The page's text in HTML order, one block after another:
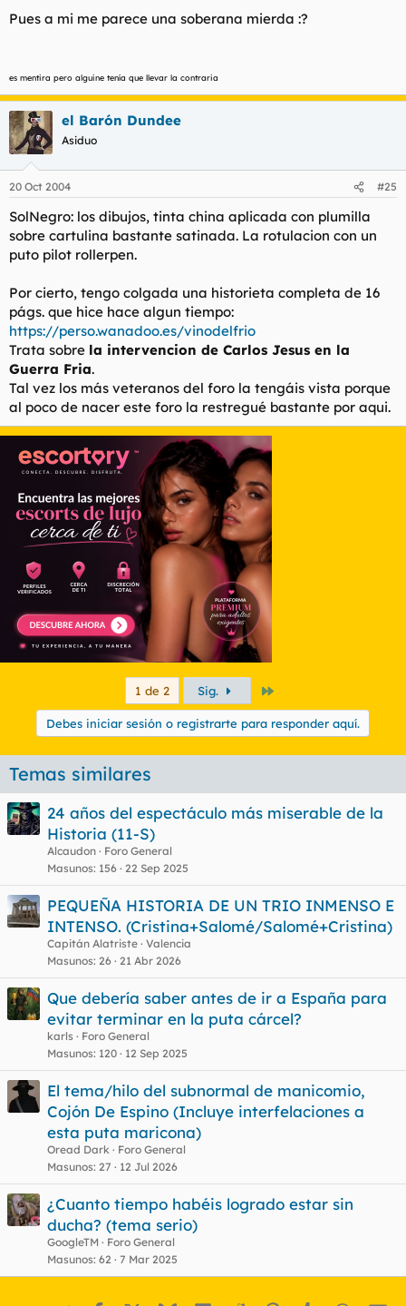
Pues a mi me parece una soberana mierda :?
es mentira pero alguine tenía que llevar la contraria
el Barón Dundee
Asiduo
20 Oct 2004 #25
SolNegro: los dibujos, tinta china aplicada con plumilla
sobre cartulina bastante satinada. La rotulacion con un
puto pilot rollerpen.
Por cierto, tengo colgada una historieta completa de 16
págs. que hice hace algun tiempo:
https://perso.wanadoo.es/vinodelfrio
Trata sobre la intervencion de Carlos Jesus en la
Guerra Fria.
Tal vez los más veteranos del foro la tengáis vista porque
al poco de nacer este foro la restregué bastante por aqui.
1 de 2 Sig.
Debes iniciar sesión o registrarte para responder aquí.
Temas similares
24 años del espectáculo más miserable de la
Historia (11-S)
Alcaudon
Foro General
Masunos 156 22 Sep 2025
PEQUEÑA HISTORIA DE UN TRIO INMENSO E
INTENSO. (Cristina+Salomé/Salomé+Cristina)
Capitán Alatriste Valencia
Masunos 26 21 Abr 2026
Que debería saber antes de ir a España para
evitar terminar en la puta cárcel?
karls
Foro General
Masunos 120 12 Sep 2025
El tema/hilo del subnormal de manicomio,
Cojón De Espino (Incluye interfelaciones a
esta puta maricona)
Oread Dark
Foro General
Masunos 27 12 Jul 2026
¿Cuanto tiempo habéis logrado estar sin
ducha? (tema serio)
GoogleTM
Foro General
Masunos 62 7 Mar 2025